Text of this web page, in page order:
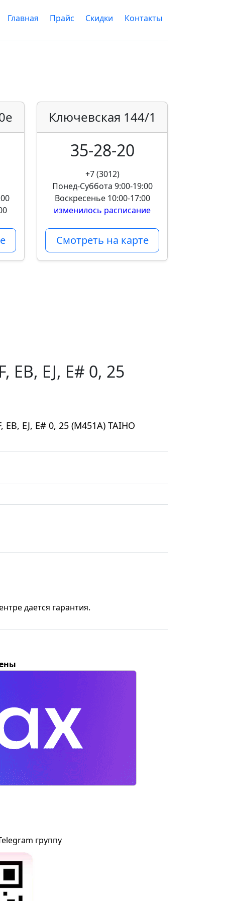
Главная Прайс Скидки Контакты
Ключевская 144/1
35-28-20
+7 (3012)
Понед-Суббота 9:00-19:00
Воскресенье 10:00-17:00
изменилось расписание
Смотреть на карте
EJ, E# 0, 25
EJ, E# 0, 25 (M451A) TAIHO
дается гарантия.
группу